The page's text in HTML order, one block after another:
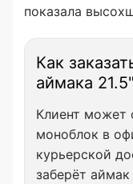
показала
Как
аймака
Клиент может
моноблок в
курьерской
заберёт